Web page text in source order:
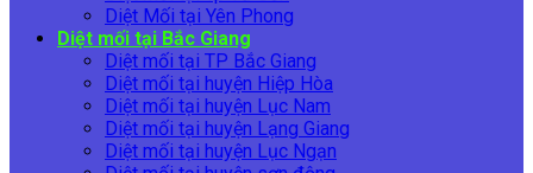
Diệt Mối tại Yên Phong
Diệt mối tại Bắc Giang
Diệt mối tại TP Bắc Giang
Diệt mối tại huyện Hiệp Hòa
Diệt mối tại huyện Lục Nam
Diệt mối tại huyện Lạng Giang
Diệt mối tại huyện Lục Ngạn